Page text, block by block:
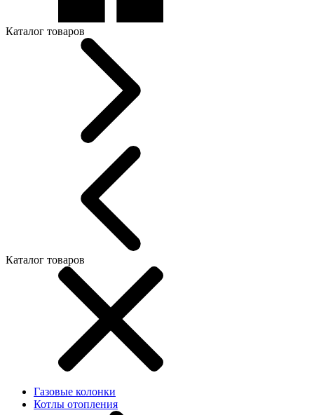
Каталог товаров
Каталог товаров
Газовые колонки
Котлы отопления